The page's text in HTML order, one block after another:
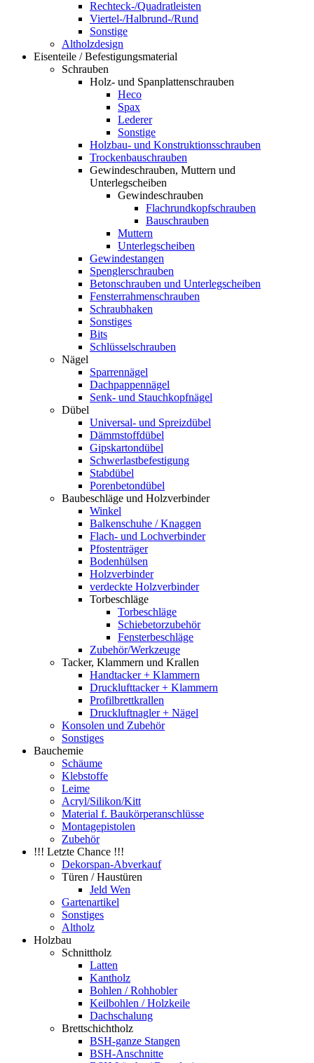
Rechteck-/Quadratleisten
Viertel-/Halbrund-/Rund
Sonstige
Altholzdesign
Eisenteile / Befestigungsmaterial
Schrauben
Holz- und Spanplattenschrauben
Heco
Spax
Lederer
Sonstige
Holzbau- und Konstruktionsschrauben
Trockenbauschrauben
Gewindeschrauben, Muttern und
Unterlegscheiben
Gewindeschrauben
Flachrundkopfschrauben
Bauschrauben
Muttern
Unterlegscheiben
Gewindestangen
Spenglerschrauben
Betonschrauben und Unterlegscheiben
Fensterrahmenschrauben
Schraubhaken
Sonstiges
Bits
Schlüsselschrauben
Nägel
Sparrennägel
Dachpappennägel
Senk- und Stauchkopfnägel
Dübel
Universal- und Spreizdübel
Dämmstoffdübel
Gipskartondübel
Schwerlastbefestigung
Stabdübel
Porenbetondübel
Baubeschläge und Holzverbinder
Winkel
Balkenschuhe / Knaggen
Flach- und Lochverbinder
Pfostenträger
Bodenhülsen
Holzverbinder
verdeckte Holzverbinder
Torbeschläge
Torbeschläge
Schiebetorzubehör
Fensterbeschläge
Zubehör/Werkzeuge
Tacker, Klammern und Krallen
Handtacker + Klammern
Drucklufttacker + Klammern
Profilbrettkrallen
Druckluftnagler + Nägel
Konsolen und Zubehör
Sonstiges
Bauchemie
Schäume
Klebstoffe
Leime
Acryl/Silikon/Kitt
Material f. Baukörperanschlüsse
Montagepistolen
Zubehör
!!! Letzte Chance !!!
Dekorspan-Abverkauf
Türen / Haustüren
Jeld Wen
Gartenartikel
Sonstiges
Altholz
Holzbau
Schnittholz
Latten
Kantholz
Bohlen / Rohhobler
Keilbohlen / Holzkeile
Dachschalung
Brettschichtholz
BSH-ganze Stangen
BSH-Anschnitte